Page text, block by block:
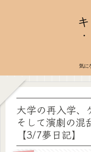
気に
大学の再入学、
そして演劇の
【3/7夢日記】